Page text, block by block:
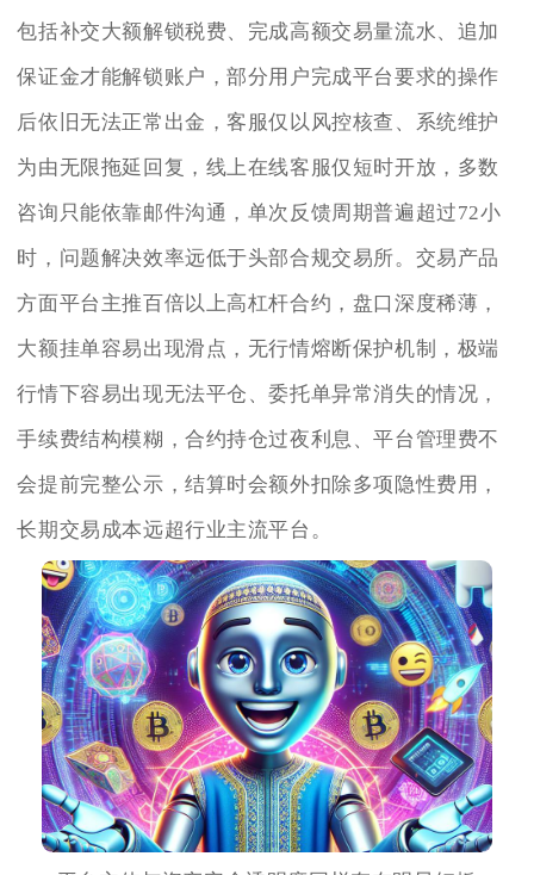
包括补交大额解锁税费、完成高额交易量流水、追加
保证金才能解锁账户，部分用户完成平台要求的操作
后依旧无法正常出金，客服仅以风控核查、系统维护
为由无限拖延回复，线上在线客服仅短时开放，多数
咨询只能依靠邮件沟通，单次反馈周期普遍超过72小
时，问题解决效率远低于头部合规交易所。交易产品
方面平台主推百倍以上高杠杆合约，盘口深度稀薄，
大额挂单容易出现滑点，无行情熔断保护机制，极端
行情下容易出现无法平仓、委托单异常消失的情况，
手续费结构模糊，合约持仓过夜利息、平台管理费不
会提前完整公示，结算时会额外扣除多项隐性费用，
长期交易成本远超行业主流平台。